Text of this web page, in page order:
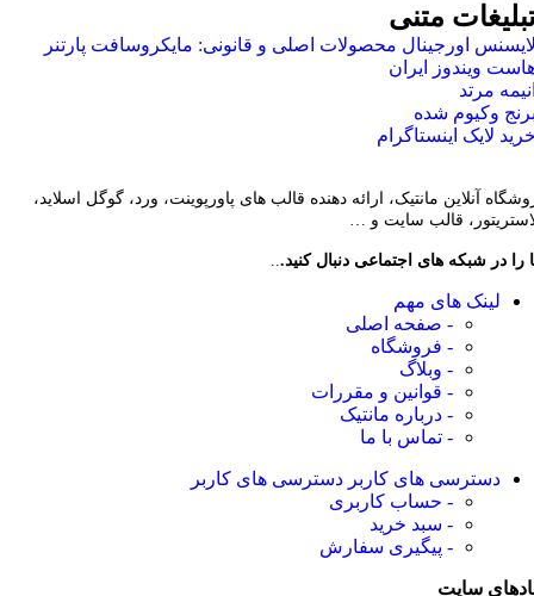
متنی
اورجینال محصولات اصلی و قانونی: مایکروسافت پارتنر
ویندوز ایران
مرتد
وکیوم شده
لایک اینستاگرام
آنلاین مانتیک، ارائه دهنده قالب های پاورپوینت، ورد، گوگل اسلاید،
قالب سایت و …
را در شبکه های اجتماعی دنبال کنید...
لینک های مهم
- صفحه اصلی
- فروشگاه
- وبلاگ
- قوانین و مقررات
- درباره مانتیک
- تماس با ما
دسترسی های کاربر دسترسی های کاربر
- حساب کاربری
- سبد خرید
- پیگیری سفارش
سایت